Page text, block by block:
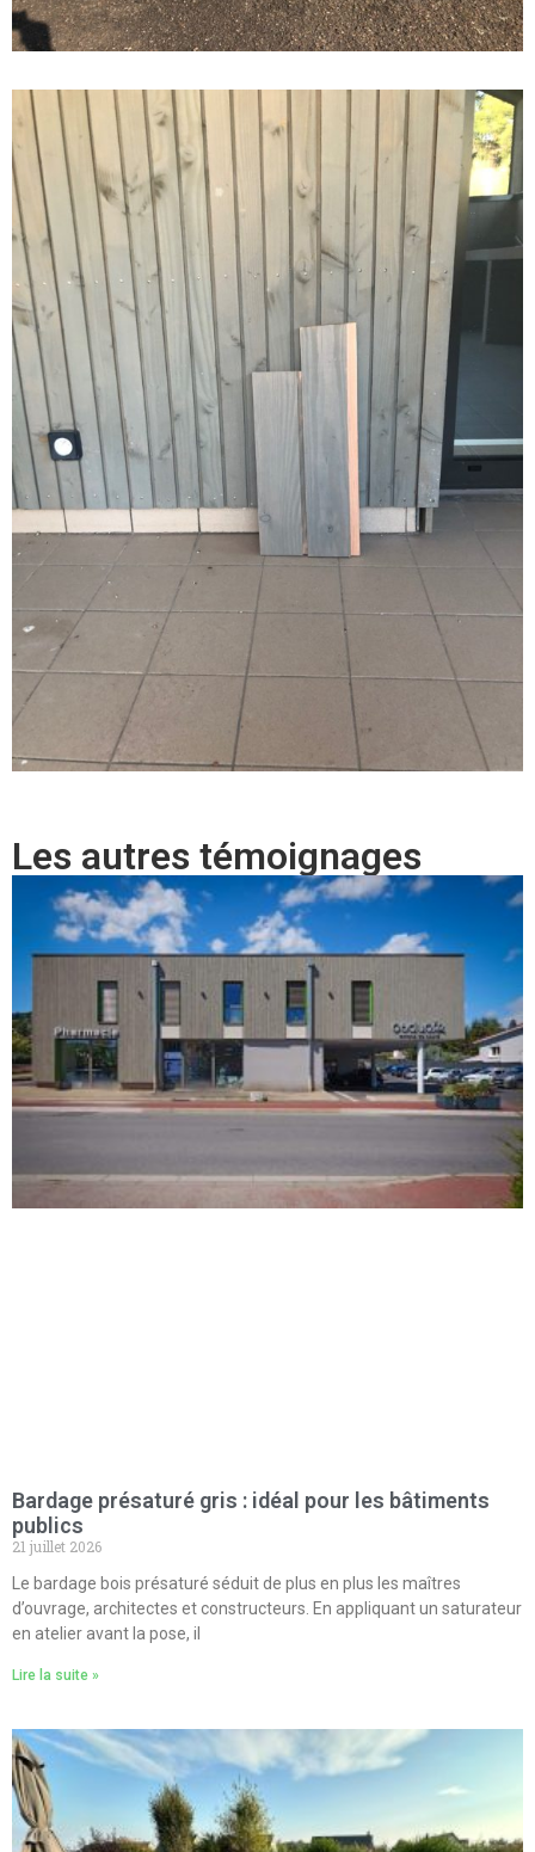
Les autres témoignages​
Bardage présaturé gris : idéal pour les bâtiments
publics
21 juillet 2026
Le bardage bois présaturé séduit de plus en plus les maîtres
d’ouvrage, architectes et constructeurs. En appliquant un saturateur
en atelier avant la pose, il
Lire la suite »